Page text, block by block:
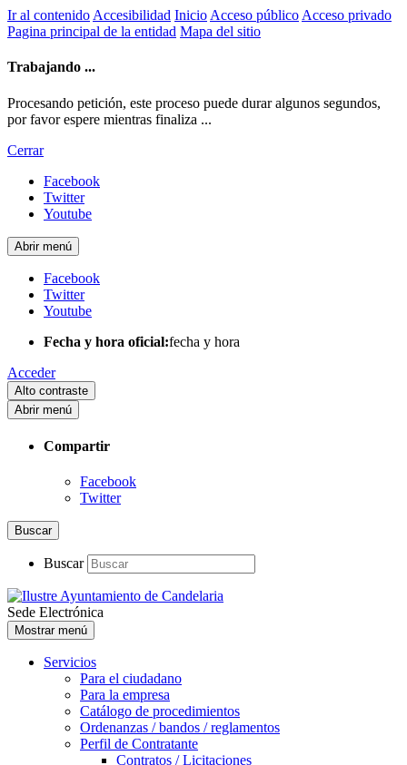
Ir al contenido Accesibilidad Inicio Acceso público Acceso privado
Pagina principal de la entidad Mapa del sitio
Trabajando ...
Procesando petición, este proceso puede durar algunos segundos,
por favor espere mientras finaliza ...
Cerrar
Facebook
Twitter
Youtube
Abrir menú
Facebook
Twitter
Youtube
Fecha y hora oficial:fecha y hora
Acceder
Alto contraste
Abrir menú
Compartir
Facebook
Twitter
Buscar
Buscar
Sede Electrónica
Mostrar menú
Servicios
Para el ciudadano
Para la empresa
Catálogo de procedimientos
Ordenanzas / bandos / reglamentos
Perfil de Contratante
Contratos / Licitaciones